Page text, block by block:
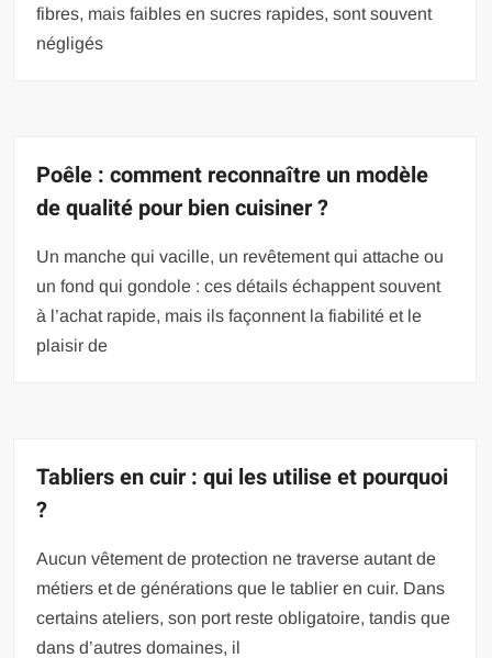
fibres, mais faibles en sucres rapides, sont souvent
négligés
Poêle : comment reconnaître un modèle
de qualité pour bien cuisiner ?
Un manche qui vacille, un revêtement qui attache ou
un fond qui gondole : ces détails échappent souvent
à l’achat rapide, mais ils façonnent la fiabilité et le
plaisir de
Tabliers en cuir : qui les utilise et pourquoi
?
Aucun vêtement de protection ne traverse autant de
métiers et de générations que le tablier en cuir. Dans
certains ateliers, son port reste obligatoire, tandis que
dans d’autres domaines, il